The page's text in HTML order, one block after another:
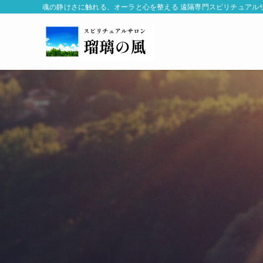
魂の静けさに触れる、オーラと心を整える 遠隔専門スピリチュアル